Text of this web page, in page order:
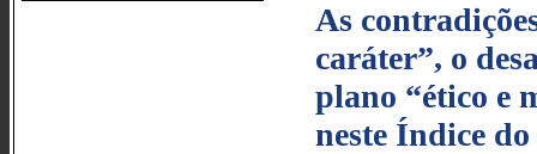
As
caráter”, o
plano “ético e
neste Índice